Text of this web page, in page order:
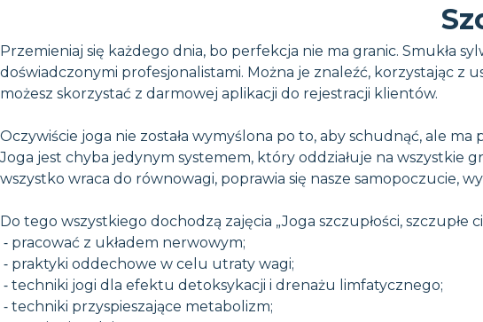
Przemieniaj się każdego dnia, bo perfekcja nie ma granic. Smukła
doświadczonymi profesjonalistami. Można je znaleźć, korzystając z
możesz skorzystać z darmowej aplikacji do rejestracji klientów.
Oczywiście joga nie została wymyślona po to, aby schudnąć, ale
Joga jest chyba jedynym systemem, który oddziałuje na wszystkie
wszystko wraca do równowagi, poprawia się nasze samopoczucie,
Do tego wszystkiego dochodzą zajęcia „Joga szczupłości,
⁃ pracować z układem nerwowym;
⁃ praktyki oddechowe w celu utraty wagi;
⁃ techniki jogi dla efektu detoksykacji i drenażu limfatycznego;
⁃ techniki przyspieszające metabolizm;